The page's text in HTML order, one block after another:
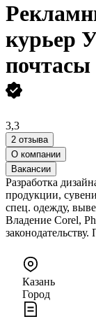
курьер
почтасы
3,3
2 отзыва
О компании
Вакансии
Разработка
продукции,
спец. одежду,
Владение Сorel,
Казань
Город